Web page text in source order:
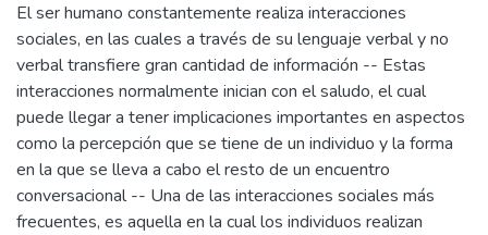
El ser humano constantemente realiza interacciones
sociales, en las cuales a través de su lenguaje verbal y no
verbal transfiere gran cantidad de información -- Estas
interacciones normalmente inician con el saludo, el cual
puede llegar a tener implicaciones importantes en aspectos
como la percepción que se tiene de un individuo y la forma
en la que se lleva a cabo el resto de un encuentro
conversacional -- Una de las interacciones sociales más
frecuentes, es aquella en la cual los individuos realizan